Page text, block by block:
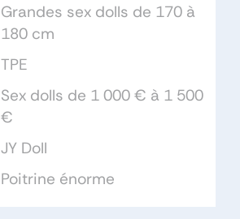
Grandes sex dolls de 170 à
180 cm
TPE
Sex dolls de 1 000 € à 1 500
€
JY Doll
Poitrine énorme